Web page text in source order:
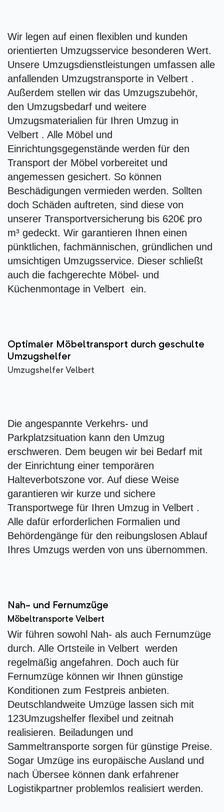
Wir legen auf einen flexiblen und kunden
orientierten Umzugsservice besonderen Wert.
Unsere Umzugsdienstleistungen umfassen alle
anfallenden Umzugstransporte in Velbert .
Außerdem stellen wir das Umzugszubehör,
den Umzugsbedarf und weitere
Umzugsmaterialien für Ihren Umzug in
Velbert . Alle Möbel und
Einrichtungsgegenstände werden für den
Transport der Möbel vorbereitet und
angemessen gesichert. So können
Beschädigungen vermieden werden. Sollten
doch Schäden auftreten, sind diese von
unserer Transportversicherung bis 620€ pro
m³ gedeckt. Wir garantieren Ihnen einen
pünktlichen, fachmännischen, gründlichen und
umsichtigen Umzugsservice. Dieser schließt
auch die fachgerechte Möbel- und
Küchenmontage in Velbert ein.
Optimaler Möbeltransport durch geschulte
Umzugshelfer
Umzugshelfer Velbert
Die angespannte Verkehrs- und
Parkplatzsituation kann den Umzug
erschweren. Dem beugen wir bei Bedarf mit
der Einrichtung einer temporären
Halteverbotszone vor. Auf diese Weise
garantieren wir kurze und sichere
Transportwege für Ihren Umzug in Velbert .
Alle dafür erforderlichen Formalien und
Behördengänge für den reibungslosen Ablauf
Ihres Umzugs werden von uns übernommen.
Nah- und Fernumzüge
Möbeltransporte Velbert
Wir führen sowohl Nah- als auch Fernumzüge
durch. Alle Ortsteile in Velbert werden
regelmäßig angefahren. Doch auch für
Fernumzüge können wir Ihnen günstige
Konditionen zum Festpreis anbieten.
Deutschlandweite Umzüge lassen sich mit
123Umzugshelfer flexibel und zeitnah
realisieren. Beiladungen und
Sammeltransporte sorgen für günstige Preise.
Sogar Umzüge ins europäische Ausland und
nach Übersee können dank erfahrener
Logistikpartner problemlos realisiert werden.